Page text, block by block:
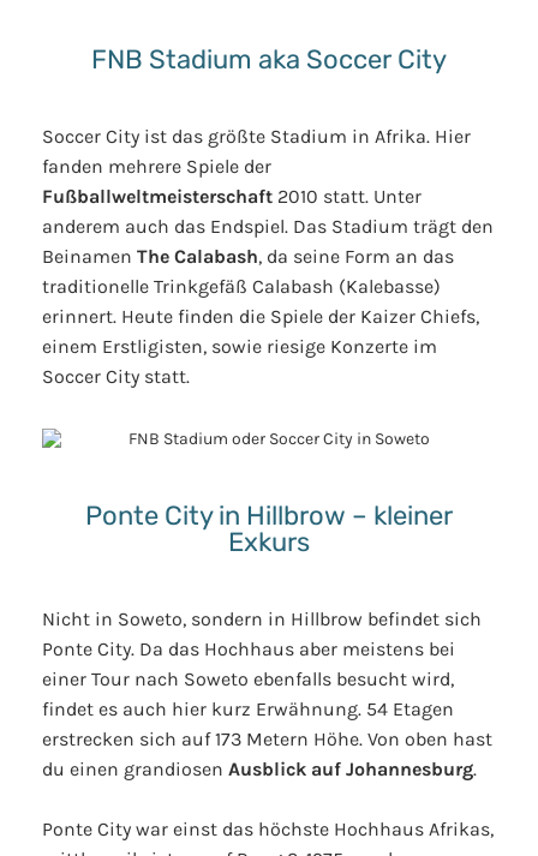
FNB Stadium aka Soccer City
Soccer City ist das größte Stadium in Afrika. Hier
fanden mehrere Spiele der
Fußballweltmeisterschaft 2010 statt. Unter
anderem auch das Endspiel. Das Stadium trägt den
Beinamen The Calabash, da seine Form an das
traditionelle Trinkgefäß Calabash (Kalebasse)
erinnert. Heute finden die Spiele der Kaizer Chiefs,
einem Erstligisten, sowie riesige Konzerte im
Soccer City statt.
Ponte City in Hillbrow – kleiner
Exkurs
Nicht in Soweto, sondern in Hillbrow befindet sich
Ponte City. Da das Hochhaus aber meistens bei
einer Tour nach Soweto ebenfalls besucht wird,
findet es auch hier kurz Erwähnung. 54 Etagen
erstrecken sich auf 173 Metern Höhe. Von oben hast
du einen grandiosen Ausblick auf Johannesburg.
Ponte City war einst das höchste Hochhaus Afrikas,